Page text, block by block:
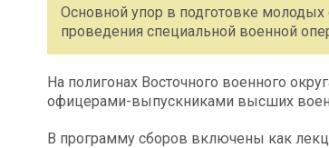
Основной упор в подготовке
проведения специальной военной
На полигонах Восточного военного
офицерами-выпускниками высших
В программу сборов включены как